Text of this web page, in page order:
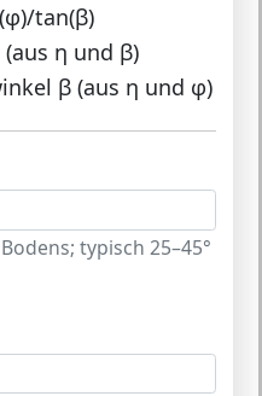
tan(β)
η und β)
β (aus η und φ)
typisch 25–45°